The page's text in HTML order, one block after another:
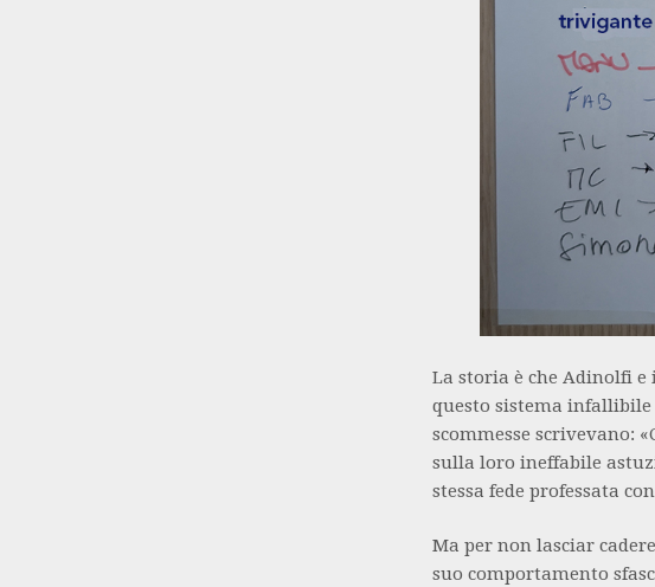
La storia è che Adinolfi e
questo sistema infallibile
scommesse scrivevano:
sulla loro ineffabile
stessa fede professata
Ma per non lasciar
suo comportamento